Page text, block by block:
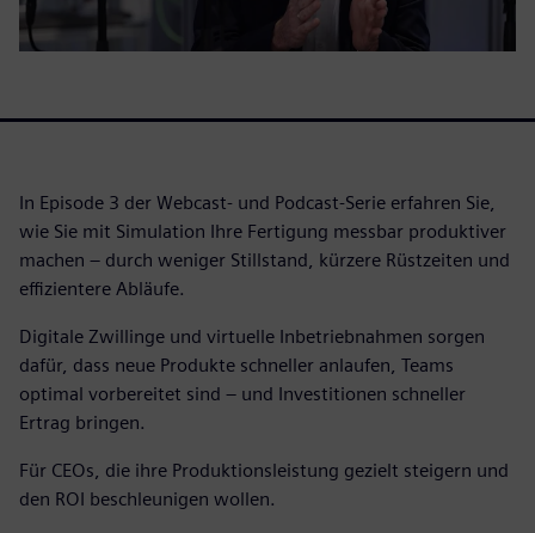
In Episode 3 der Webcast- und Podcast-Serie erfahren Sie,
wie Sie mit Simulation Ihre Fertigung messbar produktiver
machen – durch weniger Stillstand, kürzere Rüstzeiten und
effizientere Abläufe.
Digitale Zwillinge und virtuelle Inbetriebnahmen sorgen
dafür, dass neue Produkte schneller anlaufen, Teams
optimal vorbereitet sind – und Investitionen schneller
Ertrag bringen.
Für CEOs, die ihre Produktionsleistung gezielt steigern und
den ROI beschleunigen wollen.